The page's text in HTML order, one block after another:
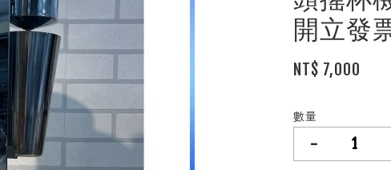
開立發
NT$ 7,000
數量
-